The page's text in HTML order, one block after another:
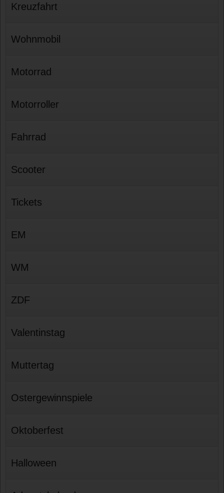
Kreuzfahrt
Wohnmobil
Motorrad
Motorroller
Fahrrad
Scooter
Tickets
EM
WM
ZDF
Valentinstag
Muttertag
Ostergewinnspiele
Oktoberfest
Halloween